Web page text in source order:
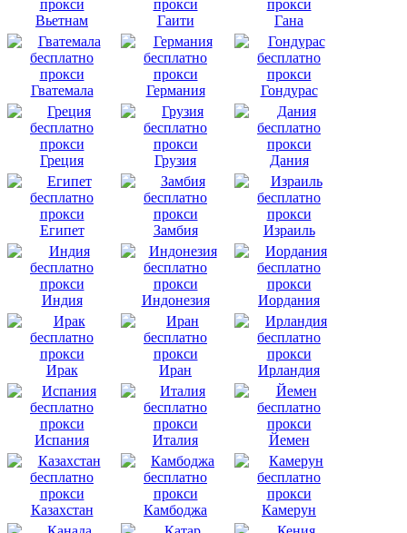
Вьетнам Гаити Гана
Гватемала Германия Гондурас
Греция Грузия Дания
Египет Замбия Израиль
Индия Индонезия Иордания
Ирак Иран Ирландия
Испания Италия Йемен
Казахстан Камбоджа Камерун